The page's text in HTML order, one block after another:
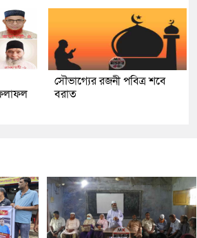
সৌভাগ্যের রজনী পবিত্র শবে
বরাত